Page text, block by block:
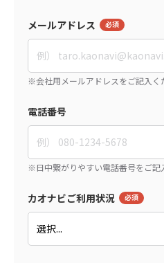
メールアドレス
電話番号
カオナビご利用状況